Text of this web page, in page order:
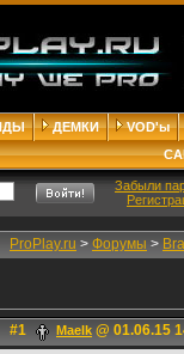
ДЕМКИ
VOD'ы
Забыли
ProPlay.ru > Форумы >
#1 Maelk @ 01.06.15